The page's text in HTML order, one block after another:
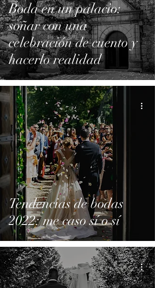
Boda en un palacio:
soñar con una
celebración de cuento y
hacerlo realidad
Tendencias de bodas
2022: me caso sí o sí